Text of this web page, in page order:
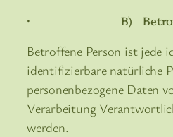
· B) Betroffene
Betroffene Person ist jede
identifizierbare natürliche
personenbezogene Daten
Verarbeitung
werden.